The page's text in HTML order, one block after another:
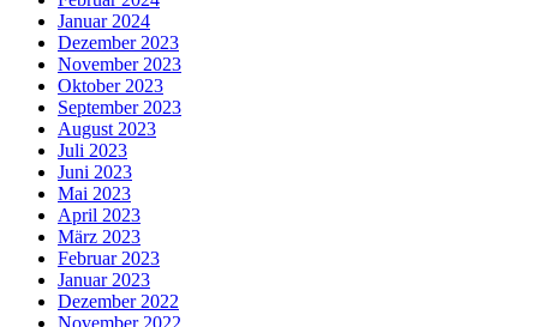
Januar 2024
Dezember 2023
November 2023
Oktober 2023
September 2023
August 2023
Juli 2023
Juni 2023
Mai 2023
April 2023
März 2023
Februar 2023
Januar 2023
Dezember 2022
November 2022